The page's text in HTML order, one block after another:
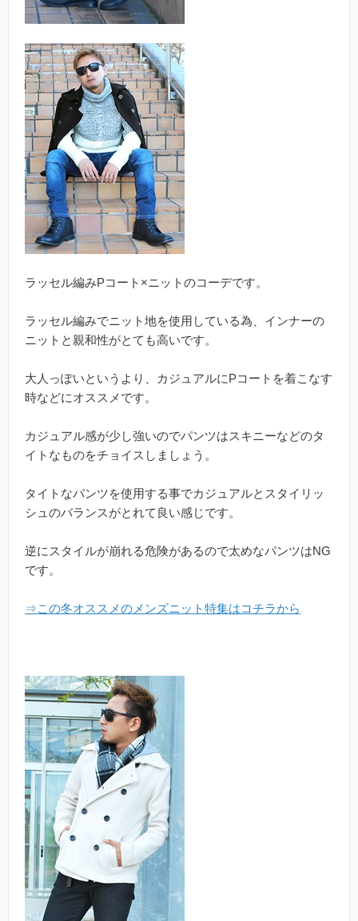
ラッセル編みPコート×ニットのコーデです。
ラッセル編みでニット地を使用している為、インナーの
ニットと親和性がとても高いです。
大人っぽいというより、カジュアルにPコートを着こなす
時などにオススメです。
カジュアル感が少し強いのでパンツはスキニーなどのタ
イトなものをチョイスしましょう。
タイトなパンツを使用する事でカジュアルとスタイリッ
シュのバランスがとれて良い感じです。
逆にスタイルが崩れる危険があるので太めなパンツはNG
です。
⇒この冬オススメのメンズニット特集はコチラから